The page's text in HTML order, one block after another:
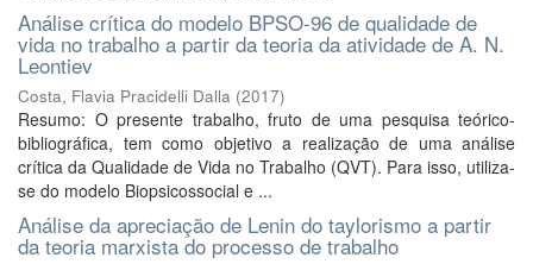
Análise crítica do modelo BPSO-96 de qualidade de
vida no trabalho a partir da teoria da atividade de A. N.
Leontiev
Costa, Flavia Pracidelli Dalla (2017)
Resumo: O presente trabalho, fruto de uma pesquisa teórico-
bibliográfica, tem como objetivo a realização de uma análise
crítica da Qualidade de Vida no Trabalho (QVT). Para isso, utiliza-
se do modelo Biopsicossocial e ...
Análise da apreciação de Lenin do taylorismo a partir
da teoria marxista do processo de trabalho